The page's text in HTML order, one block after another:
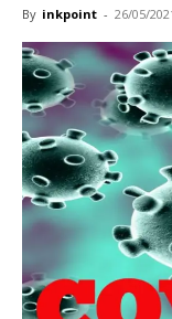
By inkpoint - 26/05/